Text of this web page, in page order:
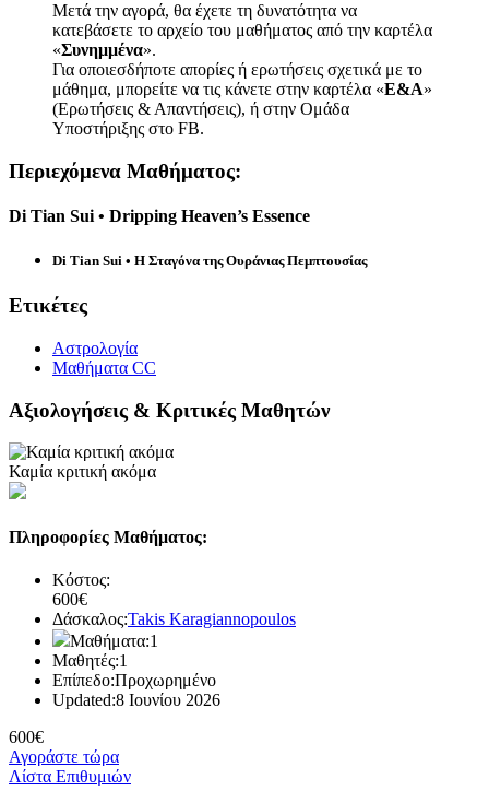
Μετά την αγορά, θα έχετε τη δυνατότητα να
κατεβάσετε το αρχείο του μαθήματος από την καρτέλα
«Συνημμένα».
Για οποιεσδήποτε απορίες ή ερωτήσεις σχετικά με το
μάθημα, μπορείτε να τις κάνετε στην καρτέλα «Ε&Α»
(Ερωτήσεις & Απαντήσεις), ή στην Ομάδα
Υποστήριξης στο FB.
Περιεχόμενα Μαθήματος:
Di Tian Sui • Dripping Heaven’s Essence
Di Tian Sui • Η Σταγόνα της Ουράνιας Πεμπτουσίας
Ετικέτες
Αστρολογία
Μαθήματα CC
Αξιολογήσεις & Κριτικές Μαθητών
Καμία κριτική ακόμα
Πληροφορίες Μαθήματος:
Κόστος:
600€
Δάσκαλος:Takis Karagiannopoulos
Μαθήματα:1
Μαθητές:1
Επίπεδο:Προχωρημένο
Updated:8 Ιουνίου 2026
600€
Αγοράστε τώρα
Λίστα Επιθυμιών